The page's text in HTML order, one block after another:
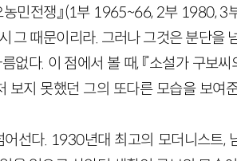
민전쟁』(1부 1965~66, 2부 1980, 3
그 때문이리라. 그러나 그것은 분단을
다. 이 점에서 볼 때, 『소설가 구보씨
지 못했던 그의 또다른 모습을 보여
선다. 1930년대 최고의 모더니스트,